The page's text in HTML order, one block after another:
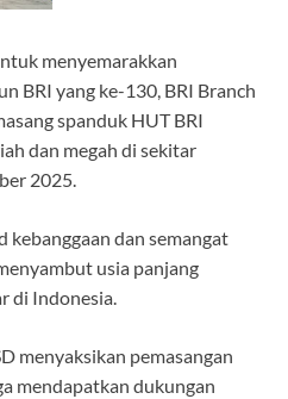
menyemarakkan
BRI yang ke-130, BRI Branch
spanduk HUT BRI
dan megah di sekitar
2025.
dan semangat
usia panjang
di Indonesia.
menyaksikan pemasangan
mendapatkan dukungan